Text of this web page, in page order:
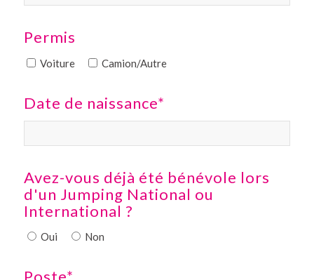
Permis
Voiture Camion/Autre
Date de naissance*
Avez-vous déjà été bénévole lors
d'un Jumping National ou
International ?
Oui Non